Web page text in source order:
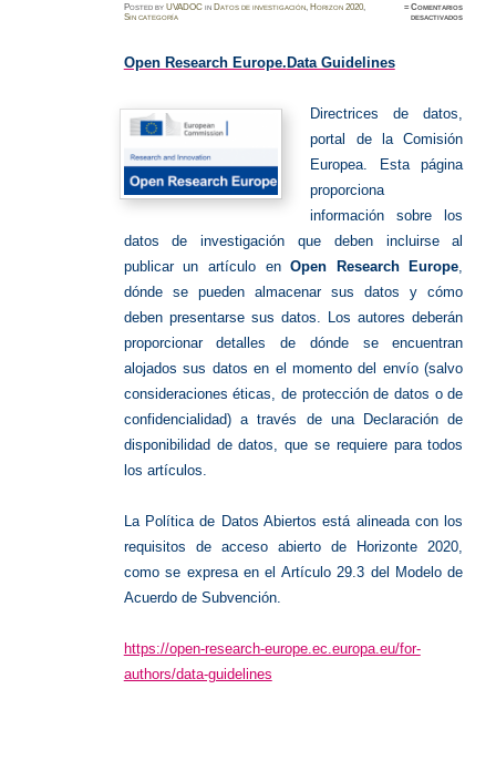
PostedbyUVADOC in Datos de investigación, Horizon 2020,
Sin categoría
≈Comentarios
desactivadosen
Open Research Europe. Data Guidelines
Directrices de datos,
portal de la Comisión
Europea.
Esta página
proporciona
información sobre los
datos de investigación que deben incluirse al
publicar un artículo enOpen Research Europe,
dónde se pueden almacenar sus datos y cómo
deben presentarse sus datos. Los autores deberán
proporcionar detalles de dónde se encuentran
alojados sus datos en el momento del envío (salvo
consideraciones éticas, de protección de datos o de
confidencialidad) a través de una Declaración de
disponibilidad de datos, que se requiere para todos
los artículos.
La Política de Datos Abiertos está alineada con los
requisitos de acceso abierto de Horizonte 2020,
como se expresa en el Artículo 29.3 del Modelo de
Acuerdo de Subvención.
https://open-research-europe.ec.europa.eu/for-
authors/data-guidelines